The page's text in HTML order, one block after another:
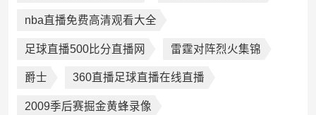
nba直播免费高清观看大全
足球直播500比分直播网 雷霆对阵烈火集锦
爵士 360直播足球直播在线直播
2009季后赛掘金黄蜂录像